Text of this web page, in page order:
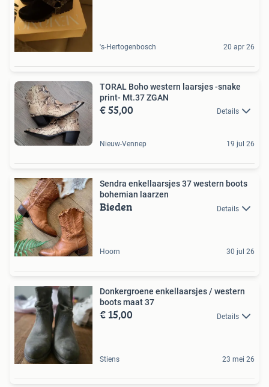
's-Hertogenbosch 20 apr 26
TORAL Boho western laarsjes -snake
print- Mt.37 ZGAN
€ 55,00 Details
Nieuw-Vennep 19 jul 26
Sendra enkellaarsjes 37 western boots
bohemian laarzen
Bieden Details
Hoorn 30 jul 26
Donkergroene enkellaarsjes / western
boots maat 37
€ 15,00 Details
Stiens 23 mei 26